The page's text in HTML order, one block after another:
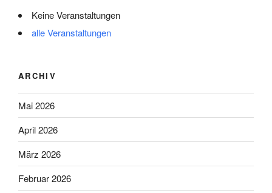
Keine Veranstaltungen
alle Veranstaltungen
ARCHIV
Mai 2026
April 2026
März 2026
Februar 2026